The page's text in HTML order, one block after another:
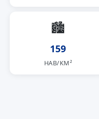
🏙
159
HAB/KM²